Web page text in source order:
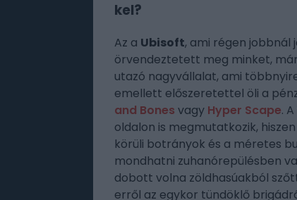
kel?
Az a Ubisoft, ami régen jobbnál
örvendeztetett meg minket,
utazó nagyvállalat, ami
emellett előszeretettel öli a
and Bones vagy Hyper Scape.
oldalon is megmutatkozik,
körüli botrányok és a méretes
mondhatni zuhanórepülésben
dobott volna zöldhasúakból
erről az egykor tündöklő